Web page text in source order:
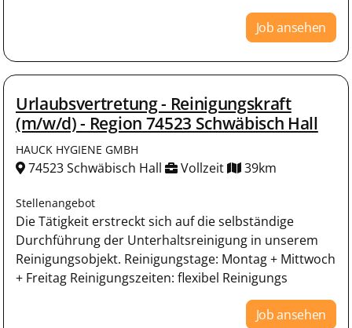
Job ansehen
Urlaubsvertretung - Reinigungskraft
(m/w/d) - Region 74523 Schwäbisch Hall
HAUCK HYGIENE GMBH
74523 Schwäbisch Hall Vollzeit 39km
Stellenangebot
Die Tätigkeit erstreckt sich auf die selbständige
Durchführung der Unterhaltsreinigung in unserem
Reinigungsobjekt. Reinigungstage: Montag + Mittwoch
+ Freitag Reinigungszeiten: flexibel Reinigungs
Job ansehen